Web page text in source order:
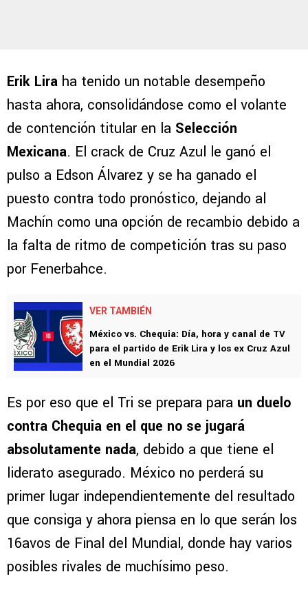
Erik Lira ha tenido un notable desempeño
hasta ahora, consolidándose como el volante
de contención titular en la Selección
Mexicana. El crack de Cruz Azul le ganó el
pulso a Edson Álvarez y se ha ganado el
puesto contra todo pronóstico, dejando al
Machín como una opción de recambio debido a
la falta de ritmo de competición tras su paso
por Fenerbahce.
VER TAMBIÉN
México vs. Chequia: Día, hora y canal de TV
para el partido de Erik Lira y los ex Cruz Azul
en el Mundial 2026
Es por eso que el Tri se prepara para un duelo
contra Chequia en el que no se jugará
absolutamente nada, debido a que tiene el
liderato asegurado. México no perderá su
primer lugar independientemente del resultado
que consiga y ahora piensa en lo que serán los
16avos de Final del Mundial, donde hay varios
posibles rivales de muchísimo peso.